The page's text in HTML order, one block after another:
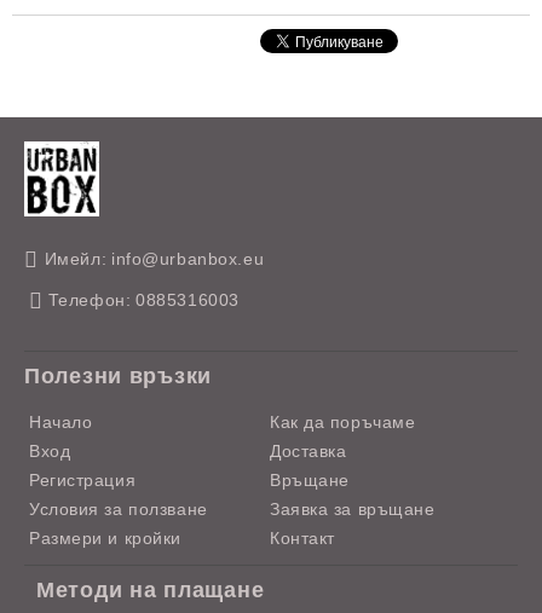
Имейл: info@urbanbox.eu
Телефон: 0885316003
Полезни връзки
Начало
Вход
Регистрация
Условия за ползване
Размери и кройки
Как да поръчаме
Доставка
Връщане
Заявка за връщане
Контакт
Методи на плащане